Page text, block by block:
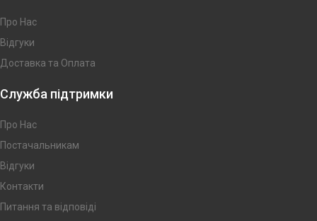
Про Нас
Відгуки
Доставка та Оплата
Служба підтримки
Про Нас
Постачальникам
Відгуки
Контакти
Питання та відповіді